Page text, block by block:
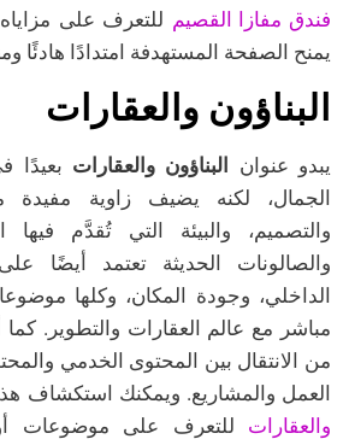
فندق مفازا القصيم للتعرف على
يمنح الصفحة المستهدفة امتدادًا هادئًا
البناؤون والعقارات
يبدو عنوان البناؤون والعقارات بعيدًا
الجمال، لكنه يضيف زاوية مفيدة
والتصميم، والبيئة التي تُقدَّم
والصالونات الحديثة تعتمد أيضًا
الداخلي، وجودة المكان، وكلها
مباشر مع عالم العقارات والتطوير.
من الانتقال بين المحتوى الخدمي
العمل والمشاريع. ويمكنك استكشاف
والعقارات للتعرف على موضوعات